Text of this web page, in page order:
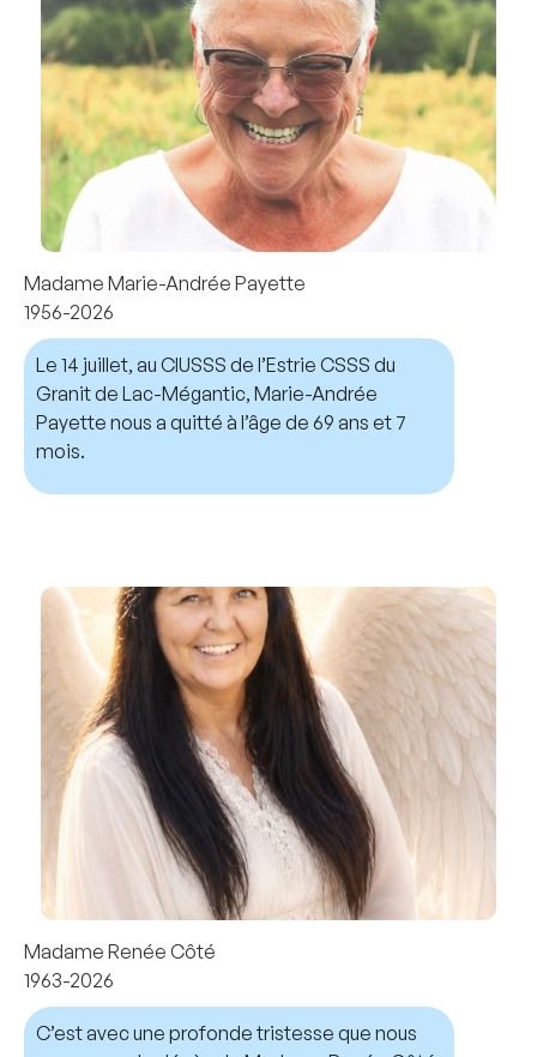
Madame Marie-Andrée Payette
1956-2026
Le 14 juillet, au CIUSSS de l’Estrie CSSS du
Granit de Lac-Mégantic, Marie-Andrée
Payette nous a quitté à l’âge de 69 ans et 7
mois.
Madame Renée Côté
1963-2026
C’est avec une profonde tristesse que nous